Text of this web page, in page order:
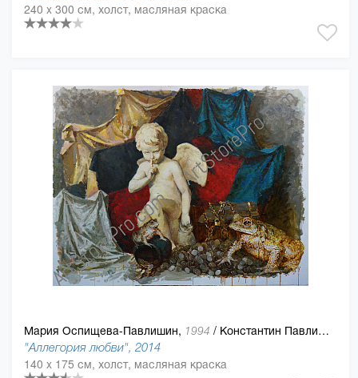
240 x 300 см, холст, масляная краска
Мария Оспищева-Павлишин, 1994 / Константин Павлишин
"Аллегория любви", 2014
140 x 175 см, холст, масляная краска